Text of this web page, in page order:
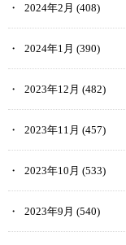
2024年2月 (408)
2024年1月 (390)
2023年12月 (482)
2023年11月 (457)
2023年10月 (533)
2023年9月 (540)